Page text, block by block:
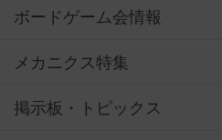
ボードゲーム会情報
メカニクス特集
掲示板・トピックス